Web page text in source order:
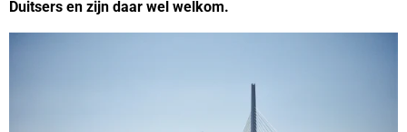
Duitsers en zijn daar wel welkom.